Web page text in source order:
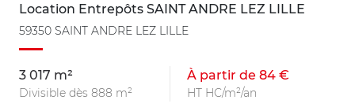
Location Entrepôts SAINT ANDRE LEZ LILLE
59350 SAINT ANDRE LEZ LILLE
3 017 m²
Divisible dès 888 m²
À partir de 84 €
HT HC/m²/an